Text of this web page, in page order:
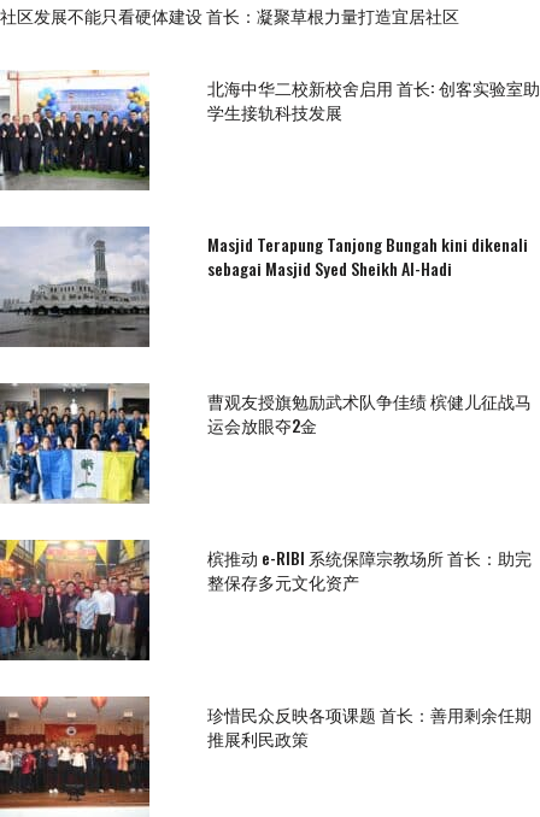
社区发展不能只看硬体建设 首长：凝聚草根力量打造宜居社区
北海中华二校新校舍启用 首长: 创客实验室助
学生接轨科技发展
Masjid Terapung Tanjong Bungah kini dikenali
sebagai Masjid Syed Sheikh Al-Hadi
曹观友授旗勉励武术队争佳绩 槟健儿征战马
运会放眼夺2金
槟推动 e-RIBI 系统保障宗教场所 首长：助完
整保存多元文化资产
珍惜民众反映各项课题 首长：善用剩余任期
推展利民政策